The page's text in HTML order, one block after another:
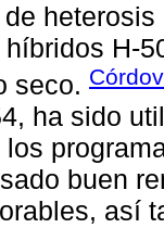
H-
seco.
ha sido
buen
así